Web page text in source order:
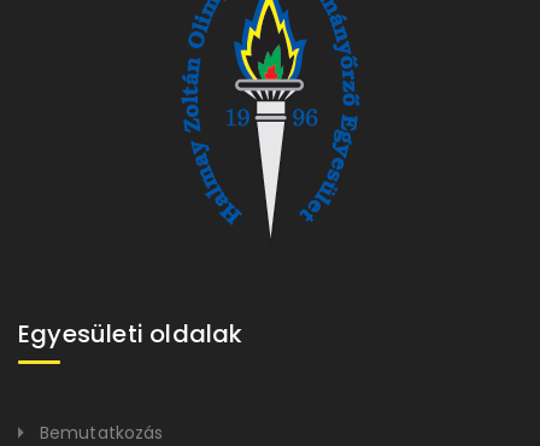
Egyesületi oldalak
Bemutatkozás